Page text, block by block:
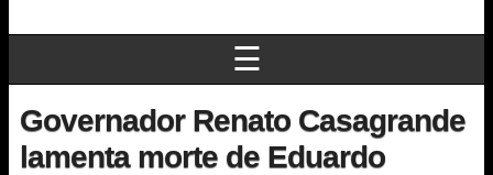
☰
Governador Renato Casagrande
lamenta morte de Eduardo